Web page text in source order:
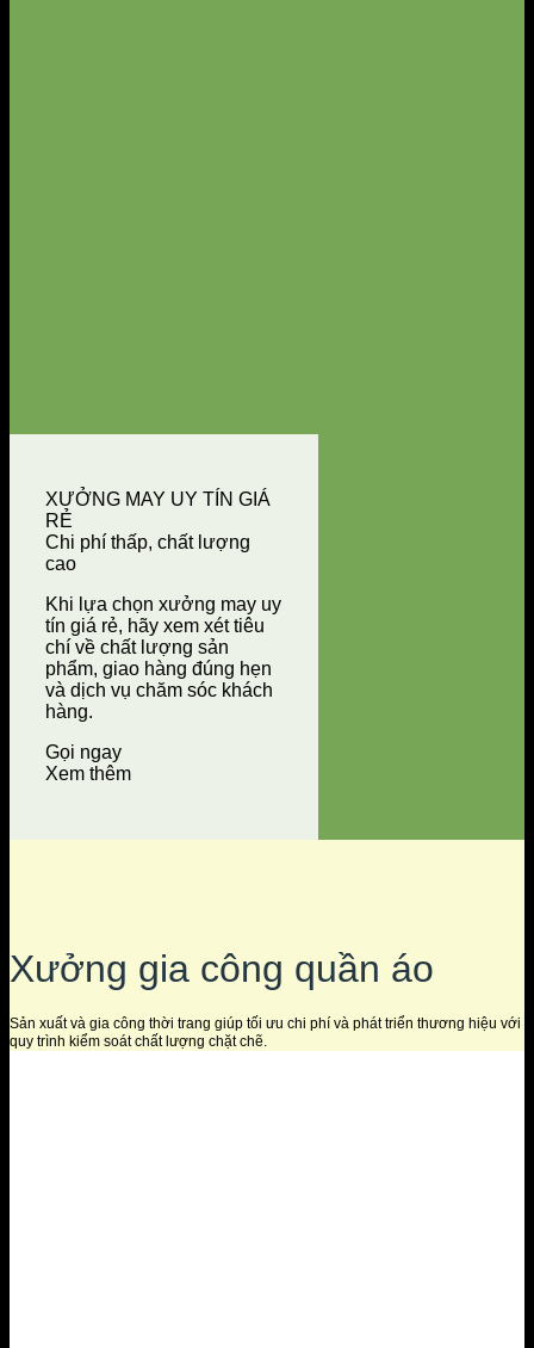
XƯỞNG MAY UY TÍN GIÁ
RẺ
Chi phí thấp, chất lượng
cao
Khi lựa chọn xưởng may uy
tín giá rẻ, hãy xem xét tiêu
chí về chất lượng sản
phẩm, giao hàng đúng hẹn
và dịch vụ chăm sóc khách
hàng.
Gọi ngay
Xem thêm
Xưởng gia công quần áo
Sản xuất và gia công thời trang giúp tối ưu chi phí và phát triển thương hiệu với
quy trình kiểm soát chất lượng chặt chẽ.